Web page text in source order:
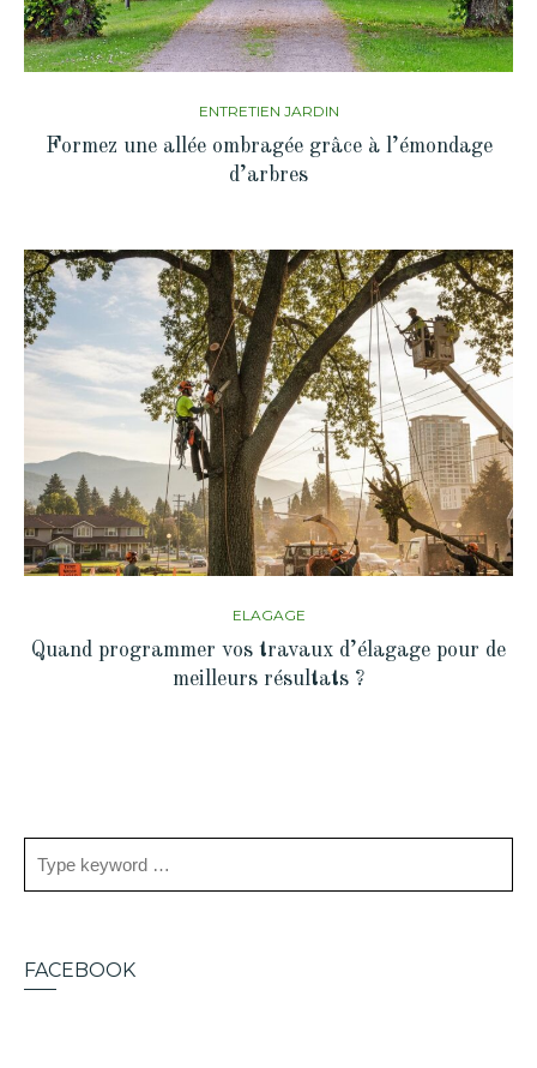
ENTRETIEN JARDIN
Formez une allée ombragée grâce à l’émondage
d’arbres
ELAGAGE
Quand programmer vos travaux d’élagage pour de
meilleurs résultats ?
FACEBOOK